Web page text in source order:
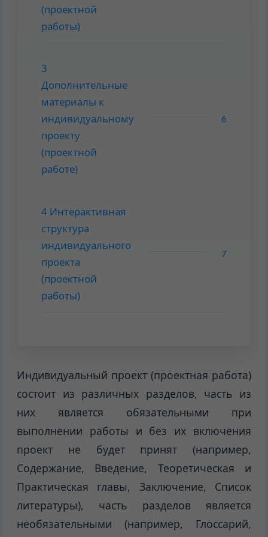
(проектной
работы)
3
Дополнительные
материалы к
индивидуальному
проекту
(проектной
работе)
6
4 Интерактивная
структура
индивидуального
проекта
(проектной
работы)
7
Индивидуальный проект (проектная работа)
состоит из различных разделов, часть из
них является обязательными при
выполнении работы и без их включения
проект не будет принят (например,
Содержание, Введение, Теоретическая и
Практическая главы, Заключение, Список
литературы), часть разделов является
необязательными (например, Глоссарий,